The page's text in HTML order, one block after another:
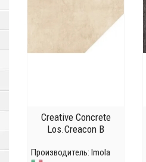
Creative Concrete
Los.Creacon B
Производитель: Imola